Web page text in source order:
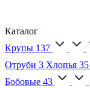
Каталог
Крупы 137
Отруби 3 Хлопья 35
Бобовые 43